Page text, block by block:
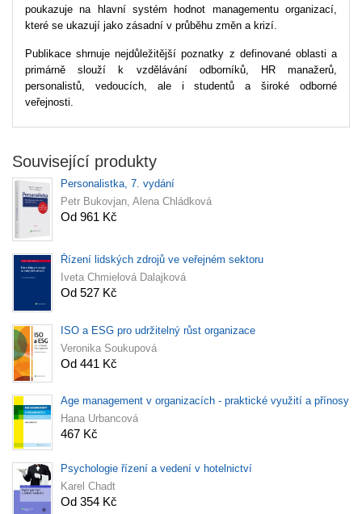
poukazuje na hlavní systém hodnot managementu organizací,
které se ukazují jako zásadní v průběhu změn a krizí.
Publikace shrnuje nejdůležitější poznatky z definované oblasti a
primárně slouží k vzdělávání odborníků, HR manažerů,
personalistů, vedoucích, ale i studentů a široké odborné
veřejnosti.
Související produkty
Personalistka, 7. vydání
Petr Bukovjan, Alena Chládková
Od 961 Kč
Řízení lidských zdrojů ve veřejném sektoru
Iveta Chmielová Dalajková
Od 527 Kč
ISO a ESG pro udržitelný růst organizace
Veronika Soukupová
Od 441 Kč
Age management v organizacích - praktické využití a přínosy
Hana Urbancová
467 Kč
Psychologie řízení a vedení v hotelnictví
Karel Chadt
Od 354 Kč